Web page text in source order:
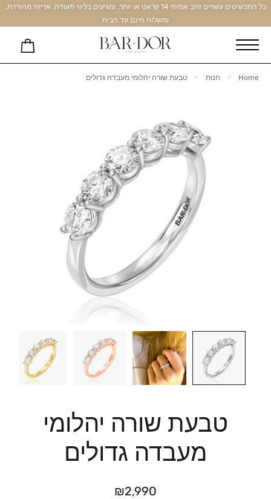
כל התכשיטים עשויים זהב אמיתי 14 קראט או יותר, ומגיעים בליווי תעודה, אריזה מהודרת,
ומשלוח חינם עד הבית
Home חנות טבעת שורה יהלומי מעבדה גדולים
טבעת שורה יהלומי
מעבדה גדולים
₪2,990